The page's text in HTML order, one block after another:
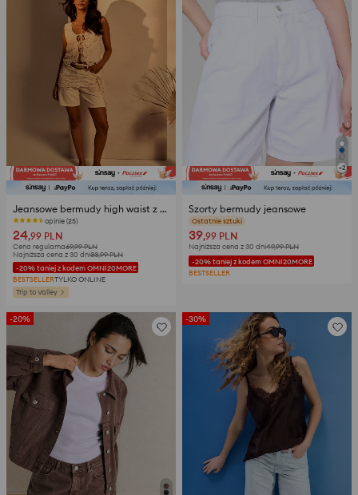
Jeansowe bermudy high waist z aplikacją ze sznurka
opinie (25)
24,99 PLN
Cena regularna69,99PLN
Najniższa cena z 30 dni33,99PLN
-20% taniej z kodem OMNI20MORE
BESTSELLERTYLKO ONLINE
Trip to Valley
+2
Szorty bermudy jeansowe
opinie (231)
39,99 PLN
Najniższa cena z 30 dni49,99PLN
-20% taniej z kodem OMNI20MORE
BESTSELLER
-20% -30%